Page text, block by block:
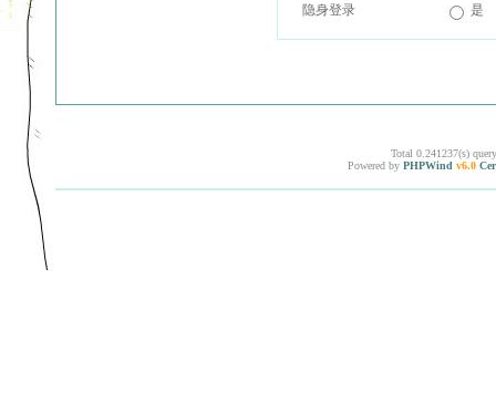
隐身登录 是
Total 0.241237(s)
Powered by PHPWind v6.0